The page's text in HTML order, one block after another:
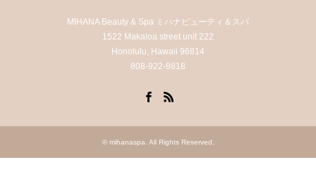
MIHANA Beauty & Spa ミハナビューティ＆スパ
1522 Makaloa street unit 222
Honolulu, Hawaii 96814
808-922-8818
© mihanaspa . All Rights Reserved.